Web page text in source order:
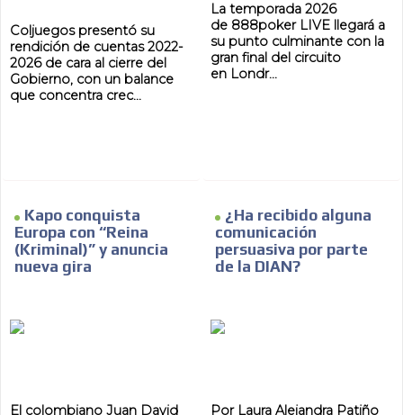
Coljuegos presentó su
rendición de cuentas 2022-
2026 de cara al cierre del
Gobierno, con un balance
que concentra crec...
La temporada 2026
de 888poker LIVE llegará a
su punto culminante con la
gran final del circuito
en Londr...
Kapo conquista
Europa con “Reina
(Kriminal)” y anuncia
nueva gira
El colombiano Juan David
¿Ha recibido alguna
comunicación
persuasiva por parte
de la DIAN?
Por Laura Alejandra Patiño